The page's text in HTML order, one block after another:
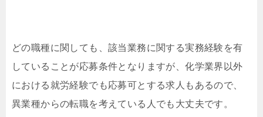
どの職種に関しても、該当業務に関する実務経験を有
していることが応募条件となりますが、化学業界以外
における就労経験でも応募可とする求人もあるので、
異業種からの転職を考えている人でも大丈夫です。